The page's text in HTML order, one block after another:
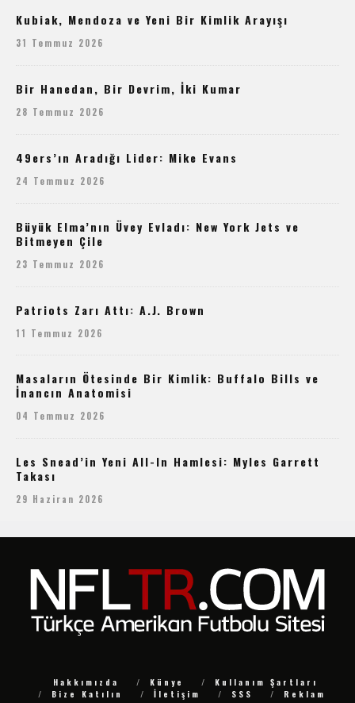
Kubiak, Mendoza ve Yeni Bir Kimlik Arayışı
31 Temmuz 2026
Bir Hanedan, Bir Devrim, İki Kumar
28 Temmuz 2026
49ers’ın Aradığı Lider: Mike Evans
24 Temmuz 2026
Büyük Elma’nın Üvey Evladı: New York Jets ve
Bitmeyen Çile
23 Temmuz 2026
Patriots Zarı Attı: A.J. Brown
11 Temmuz 2026
Masaların Ötesinde Bir Kimlik: Buffalo Bills ve
İnancın Anatomisi
04 Temmuz 2026
Les Snead’in Yeni All-In Hamlesi: Myles Garrett
Takası
29 Haziran 2026
Hakkımızda Künye
Kullanım Şartları
Bize Katılın
İletişim SSS Reklam